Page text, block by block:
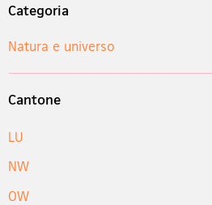
Categoria
Natura e universo
Cantone
LU
NW
OW